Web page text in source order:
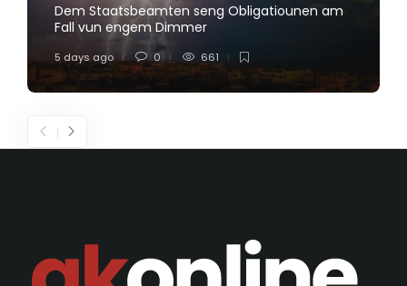
Dem Staatsbeamten seng Obligatiounen am
Fall vun engem Dimmer
5 days ago 0 661